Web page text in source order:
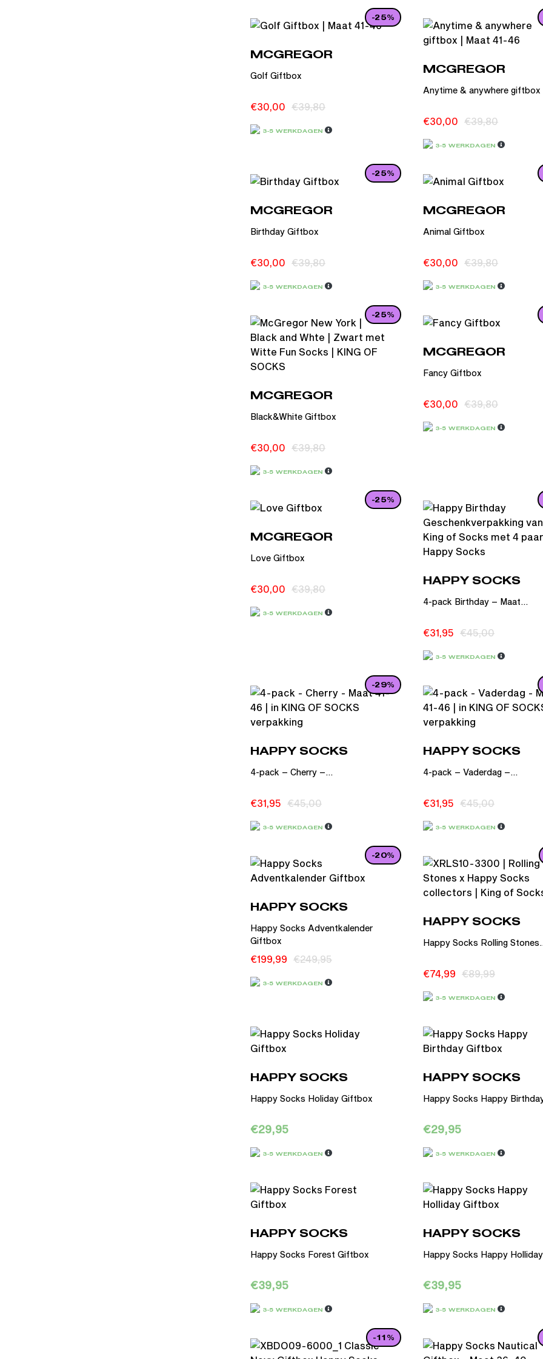
-25%
MCGREGOR
Golf Giftbox
€30,00 €39,80
3-5 WERKDAGEN
MCGREGOR
Anytime & anywhere giftbox
€30,00 €39,80
3-5 WERKDAGEN
-25%
MCGREGOR
Birthday Giftbox
€30,00 €39,80
3-5 WERKDAGEN
MCGREGOR
Animal Giftbox
€30,00 €39,80
3-5 WERKDAGEN
-25%
MCGREGOR
Black&White Giftbox
€30,00 €39,80
3-5 WERKDAGEN
MCGREGOR
Fancy Giftbox
€30,00 €39,80
3-5 WERKDAGEN
-25%
MCGREGOR
Love Giftbox
€30,00 €39,80
3-5 WERKDAGEN
HAPPY SOCKS
4-pack Birthday – Maat...
€31,95 €45,00
3-5 WERKDAGEN
-29%
HAPPY SOCKS
4-pack – Cherry –...
€31,95 €45,00
3-5 WERKDAGEN
HAPPY SOCKS
4-pack – Vaderdag –...
€31,95 €45,00
3-5 WERKDAGEN
-20%
HAPPY SOCKS
Happy Socks Adventkalender
Giftbox
€199,99 €249,95
3-5 WERKDAGEN
HAPPY SOCKS
Happy Socks Rolling
€74,99 €89,99
3-5 WERKDAGEN
HAPPY SOCKS
Happy Socks Holiday Giftbox
€29,95
3-5 WERKDAGEN
HAPPY SOCKS
Happy Socks Happy
€29,95
3-5 WERKDAGEN
HAPPY SOCKS
Happy Socks Forest Giftbox
€39,95
3-5 WERKDAGEN
HAPPY SOCKS
Happy Socks Happy
€39,95
3-5 WERKDAGEN
-11%